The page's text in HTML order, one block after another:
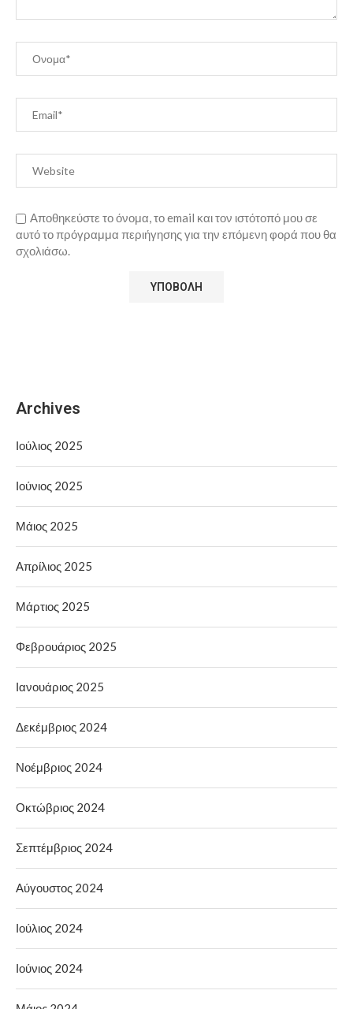
Αποθηκεύστε το όνομα, το email και τον ιστότοπό μου σε
αυτό το πρόγραμμα περιήγησης για την επόμενη φορά που θα
σχολιάσω.
Archives
Ιούλιος 2025
Ιούνιος 2025
Μάιος 2025
Απρίλιος 2025
Μάρτιος 2025
Φεβρουάριος 2025
Ιανουάριος 2025
Δεκέμβριος 2024
Νοέμβριος 2024
Οκτώβριος 2024
Σεπτέμβριος 2024
Αύγουστος 2024
Ιούλιος 2024
Ιούνιος 2024